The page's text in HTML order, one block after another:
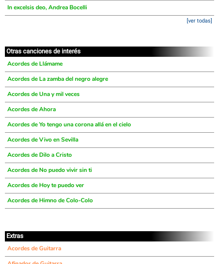
In excelsis deo, Andrea Bocelli
[ver todas]
Otras canciones de interés
Acordes de Llámame
Acordes de La zamba del negro alegre
Acordes de Una y mil veces
Acordes de Ahora
Acordes de Yo tengo una corona allá en el cielo
Acordes de Vivo en Sevilla
Acordes de Dilo a Cristo
Acordes de No puedo vivir sin ti
Acordes de Hoy te puedo ver
Acordes de Himno de Colo-Colo
Extras
Acordes de Guitarra